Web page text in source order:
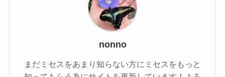
nonno
まだミセスをあまり知らない方にミセスをもっと